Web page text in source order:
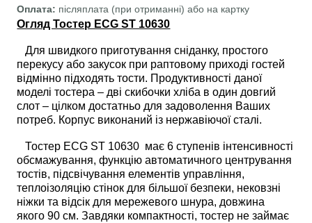
Оплата: післяплата (при отриманні) або на картку
Огляд Тостер ECG ST 10630
Для швидкого приготування сніданку, простого
перекусу або закусок при раптовому приході гостей
відмінно підходять тости. Продуктивності даної
моделі тостера – дві скибочки хліба в один довгий
слот – цілком достатньо для задоволення Ваших
потреб. Корпус виконаний із нержавіючої сталі.
Тостер ECG ST 10630 має 6 ступенів інтенсивності
обсмажування, функцію автоматичного центрування
тостів, підсвічування елементів управління,
теплоізоляцію стінок для більшої безпеки, нековзні
ніжки та відсік для мережевого шнура, довжина
якого 90 см. Завдяки компактності, тостер не займає